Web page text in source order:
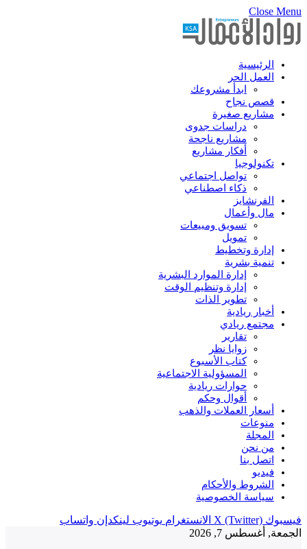
Close Menu
الرئيسية
العمل الحر
ابدأ مشروعك
قصص نجاح
مشاريع صغيرة
دراسات جدوى
مشاريع ناجحة
أفكار مشاريع
تكنولوجيا
تواصل اجتماعي
ذكاء اصطناعي
الفرنشايز
مال وأعمال
تسويق ومبيعات
تمويل
إدارة وتخطيط
تنمية بشرية
إدارة الموارد البشرية
إدارة وتنظيم الوقت
تطوير الذات
أخبار ريادية
مجتمع ريادي
تقارير
زوايا نظر
كتاب الأسبوع
المسؤولية الاجتماعية
حوارات ريادية
أقوال وحكم
أسعار العملات والذهب
منوعات
المجلة
من نحن
اتصل بنا
فيديو
الشروط والأحكام
سياسة الخصوصية
فيسبوك X (Twitter) الانستغرام يوتيوب لينكدإن واتساب
الجمعة, أغسطس 7, 2026